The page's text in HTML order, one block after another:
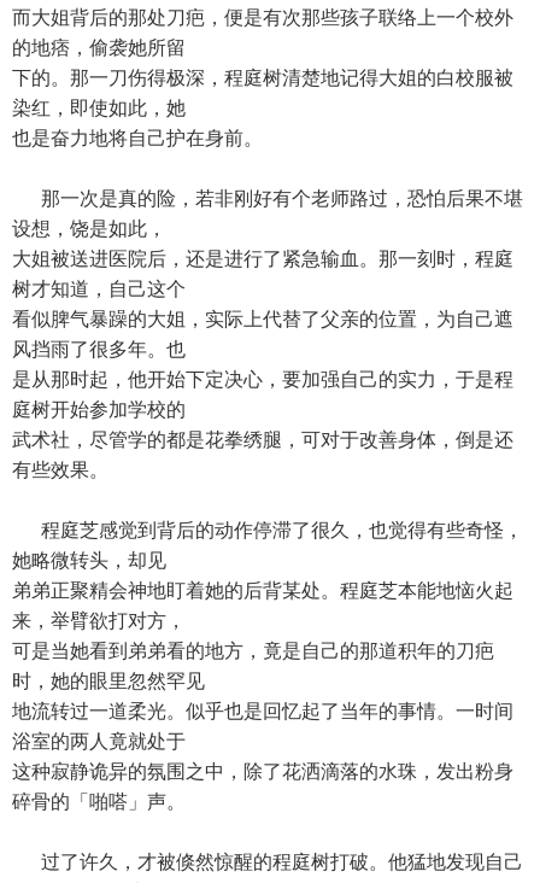
而大姐背后的那处刀疤，便是有次那些孩子联络上一个校外
的地痞，偷袭她所留
下的。那一刀伤得极深，程庭树清楚地记得大姐的白校服被
染红，即使如此，她
也是奋力地将自己护在身前。
那一次是真的险，若非刚好有个老师路过，恐怕后果不堪
设想，饶是如此，
大姐被送进医院后，还是进行了紧急输血。那一刻时，程庭
树才知道，自己这个
看似脾气暴躁的大姐，实际上代替了父亲的位置，为自己遮
风挡雨了很多年。也
是从那时起，他开始下定决心，要加强自己的实力，于是程
庭树开始参加学校的
武术社，尽管学的都是花拳绣腿，可对于改善身体，倒是还
有些效果。
程庭芝感觉到背后的动作停滞了很久，也觉得有些奇怪，
她略微转头，却见
弟弟正聚精会神地盯着她的后背某处。程庭芝本能地恼火起
来，举臂欲打对方，
可是当她看到弟弟看的地方，竟是自己的那道积年的刀疤
时，她的眼里忽然罕见
地流转过一道柔光。似乎也是回忆起了当年的事情。一时间
浴室的两人竟就处于
这种寂静诡异的氛围之中，除了花洒滴落的水珠，发出粉身
碎骨的「啪嗒」声。
过了许久，才被倏然惊醒的程庭树打破。他猛地发现自己